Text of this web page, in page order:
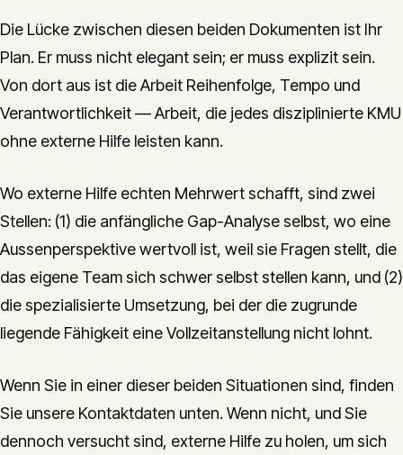
Die Lücke zwischen diesen beiden Dokumenten ist Ihr
Plan. Er muss nicht elegant sein; er muss explizit sein.
Von dort aus ist die Arbeit Reihenfolge, Tempo und
Verantwortlichkeit — Arbeit, die jedes disziplinierte KMU
ohne externe Hilfe leisten kann.
Wo externe Hilfe echten Mehrwert schafft, sind zwei
Stellen: (1) die anfängliche Gap-Analyse selbst, wo eine
Aussenperspektive wertvoll ist, weil sie Fragen stellt, die
das eigene Team sich schwer selbst stellen kann, und (2)
die spezialisierte Umsetzung, bei der die zugrunde
liegende Fähigkeit eine Vollzeitanstellung nicht lohnt.
Wenn Sie in einer dieser beiden Situationen sind, finden
Sie unsere Kontaktdaten unten. Wenn nicht, und Sie
dennoch versucht sind, externe Hilfe zu holen, um sich